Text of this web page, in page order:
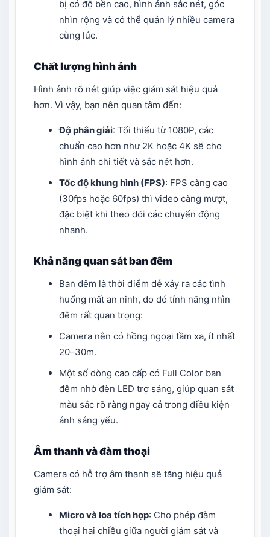
bị có độ bền cao, hình ảnh sắc nét, góc
nhìn rộng và có thể quản lý nhiều camera
cùng lúc.
Chất lượng hình ảnh
Hình ảnh rõ nét giúp việc giám sát hiệu quả
hơn. Vì vậy, bạn nên quan tâm đến:
Độ phân giải: Tối thiểu từ 1080P, các
chuẩn cao hơn như 2K hoặc 4K sẽ cho
hình ảnh chi tiết và sắc nét hơn.
Tốc độ khung hình (FPS): FPS càng cao
(30fps hoặc 60fps) thì video càng mượt,
đặc biệt khi theo dõi các chuyển động
nhanh.
Khả năng quan sát ban đêm
Ban đêm là thời điểm dễ xảy ra các tình
huống mất an ninh, do đó tính năng nhìn
đêm rất quan trọng:
Camera nên có hồng ngoại tầm xa, ít nhất
20–30m.
Một số dòng cao cấp có Full Color ban
đêm nhờ đèn LED trợ sáng, giúp quan sát
màu sắc rõ ràng ngay cả trong điều kiện
ánh sáng yếu.
Âm thanh và đàm thoại
Camera có hỗ trợ âm thanh sẽ tăng hiệu quả
giám sát:
Micro và loa tích hợp: Cho phép đàm
thoại hai chiều giữa người giám sát và